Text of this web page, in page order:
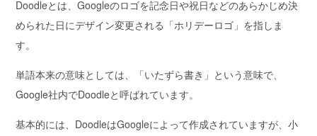
Doodleとは、Googleのロゴを記念日や祝日などのあらかじめ決
められた日にデザイン変更される「ホリデーロゴ」を指しま
す。
単語本来の意味としては、
「いたずら書き」という意味で、
Google社内でDoodleと呼ばれています。
基本的には、DoodleはGoogleによって作成されていますが、小